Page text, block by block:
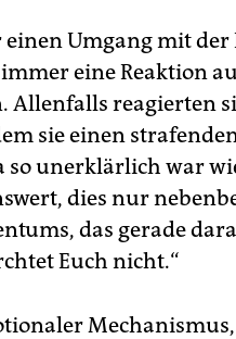
Umgang mit
eine Reaktion
Allenfalls reagierten
sie einen
so unerklärlich war
dies nur
das gerade
Euch nicht.“